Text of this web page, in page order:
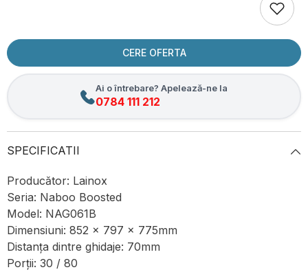
CERE OFERTA
Ai o întrebare? Apelează-ne la
0784 111 212
SPECIFICATII
Producător: Lainox
Seria: Naboo Boosted
Model: NAG061B
Dimensiuni: 852 x 797 x 775mm
Distanța dintre ghidaje: 70mm
Porții: 30 / 80